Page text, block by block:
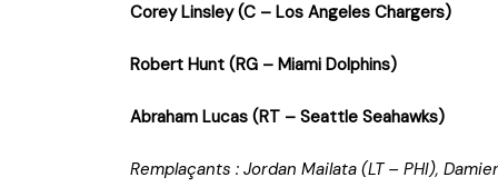
Corey Linsley (C – Los Angeles Chargers)
Robert Hunt (RG – Miami Dolphins)
Abraham Lucas (RT – Seattle Seahawks)
Remplaçants : Jordan Mailata (LT – PHI),